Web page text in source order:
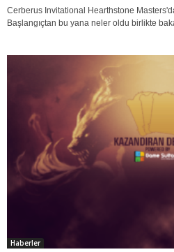
Cerberus Invitational Hearthstone
Başlangıçtan bu yana neler oldu birlikte
Haberler